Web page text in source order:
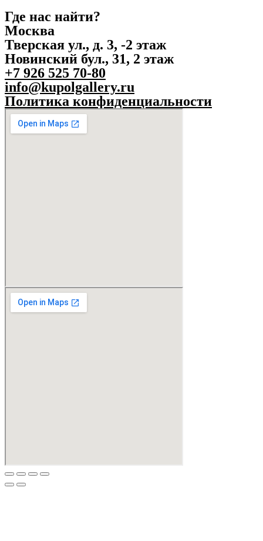
Где нас найти?
Москва
Тверская ул., д. 3, -2 этаж
Новинский бул., 31, 2 этаж
+7 926 525 70-80
info@kupolgallery.ru
Политика конфиденциальности